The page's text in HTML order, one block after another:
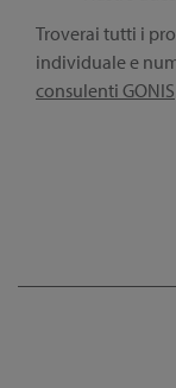
Troverai tutti i
individuale e
consulenti GONIS